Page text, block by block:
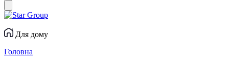
Для дому
Головна